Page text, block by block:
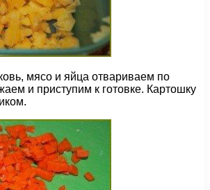
мясо и яйца отвариваем по
и приступим к готовке. Картошку